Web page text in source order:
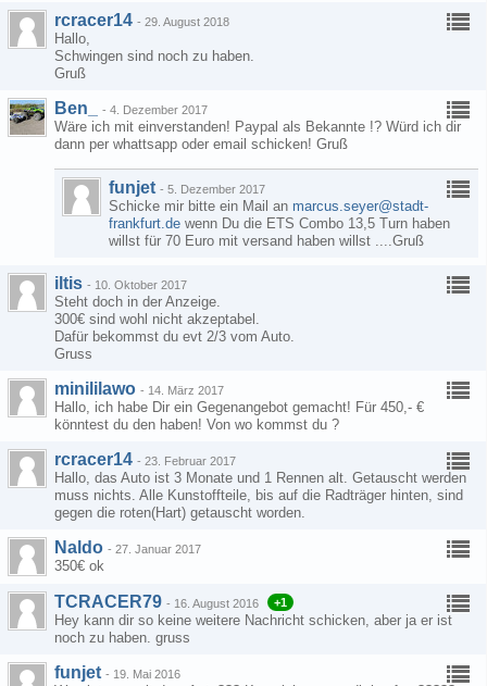
rcracer14 - 29. August 2018
Hallo,
Schwingen sind noch zu haben.
Gruß
Ben_ - 4. Dezember 2017
Wäre ich mit einverstanden! Paypal als Bekannte !? Würd ich dir
dann per whattsapp oder email schicken! Gruß
funjet - 5. Dezember 2017
Schicke mir bitte ein Mail an marcus.seyer@stadt-
frankfurt.de wenn Du die ETS Combo 13,5 Turn haben
willst für 70 Euro mit versand haben willst ....Gruß
iltis - 10. Oktober 2017
Steht doch in der Anzeige.
300€ sind wohl nicht akzeptabel.
Dafür bekommst du evt 2/3 vom Auto.
Gruss
minililawo - 14. März 2017
Hallo, ich habe Dir ein Gegenangebot gemacht! Für 450,- €
könntest du den haben! Von wo kommst du ?
rcracer14 - 23. Februar 2017
Hallo, das Auto ist 3 Monate und 1 Rennen alt. Getauscht werden
muss nichts. Alle Kunstoffteile, bis auf die Radträger hinten, sind
gegen die roten(Hart) getauscht worden.
Naldo - 27. Januar 2017
350€ ok
TCRACER79 - 16. August 2016 +1
Hey kann dir so keine weitere Nachricht schicken, aber ja er ist
noch zu haben. gruss
funjet - 19. Mai 2016